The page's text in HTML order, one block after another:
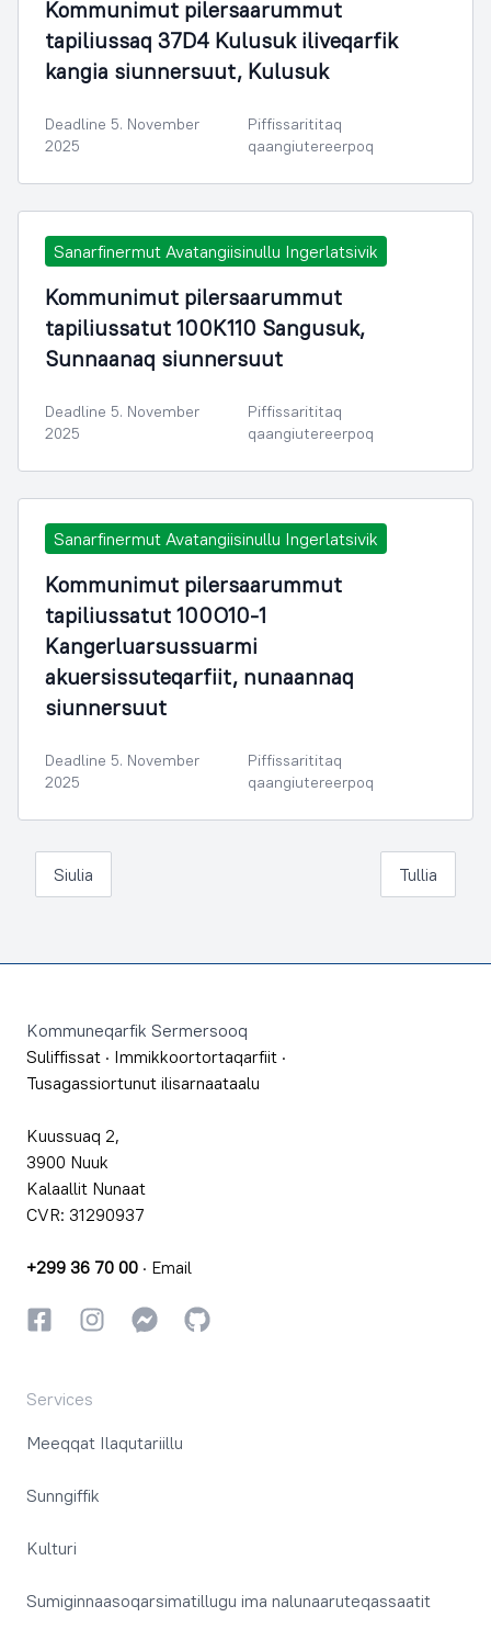
Kommunimut pilersaarummut
tapiliussaq 37D4 Kulusuk iliveqarfik
kangia siunnersuut, Kulusuk
Deadline 5. November
2025
Piffissarititaq
qaangiutereerpoq
Sanarfinermut Avatangiisinullu Ingerlatsivik
Kommunimut pilersaarummut
tapiliussatut 100K110 Sangusuk,
Sunnaanaq siunnersuut
Deadline 5. November
2025
Piffissarititaq
qaangiutereerpoq
Sanarfinermut Avatangiisinullu Ingerlatsivik
Kommunimut pilersaarummut
tapiliussatut 100O10-1
Kangerluarsussuarmi
akuersissuteqarfiit, nunaannaq
siunnersuut
Deadline 5. November
2025
Piffissarititaq
qaangiutereerpoq
Siulia Tullia
Kommuneqarfik Sermersooq
Suliffissat · Immikkoortortaqarfiit ·
Tusagassiortunut ilisarnaataalu
Kuussuaq 2,
3900 Nuuk
Kalaallit Nunaat
CVR: 31290937
+299 36 70 00 · Email
FacebookkiInstagrammiInstagrammi
GitHub
Services
Meeqqat Ilaqutariillu
Sunngiffik
Kulturi
Sumiginnaasoqarsimatillugu ima nalunaaruteqassaatit